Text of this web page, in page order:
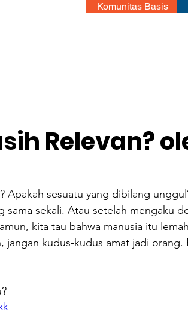
Komunitas Basis
Relevan?
Apakah sesuatu yang dibilang
sekali. Atau setelah mengaku
kita tau bahwa manusia itu
jangan kudus-kudus amat jadi orang.